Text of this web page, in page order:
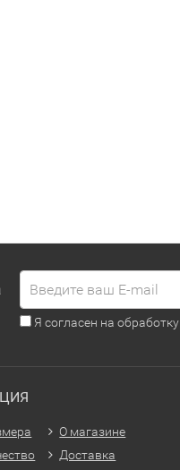
Я согласен на обработку
О магазине
Доставка